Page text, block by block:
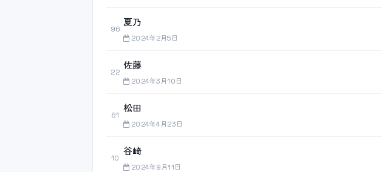
96
夏乃
2024年2月5日
22
佐藤
2024年3月10日
61
松田
2024年4月23日
10
谷崎
2024年9月11日